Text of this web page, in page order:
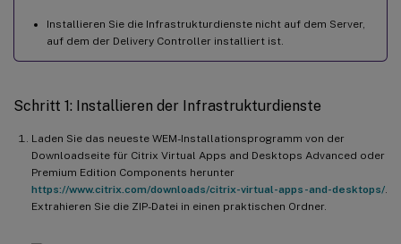
Installieren Sie die Infrastrukturdienste nicht auf dem Server,
auf dem der Delivery Controller installiert ist.
Schritt 1: Installieren der Infrastrukturdienste
Laden Sie das neueste WEM-Installationsprogramm von der
Downloadseite für Citrix Virtual Apps and Desktops Advanced oder
Premium Edition Components herunter
https://www.citrix.com/downloads/citrix-virtual-apps-and-desktops/
Extrahieren Sie die ZIP-Datei in einen praktischen Ordner.